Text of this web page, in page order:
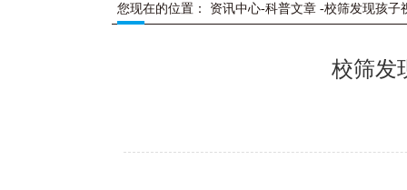
您现在的位置： 资讯中心-科普文章 -校筛发现孩子
校筛发